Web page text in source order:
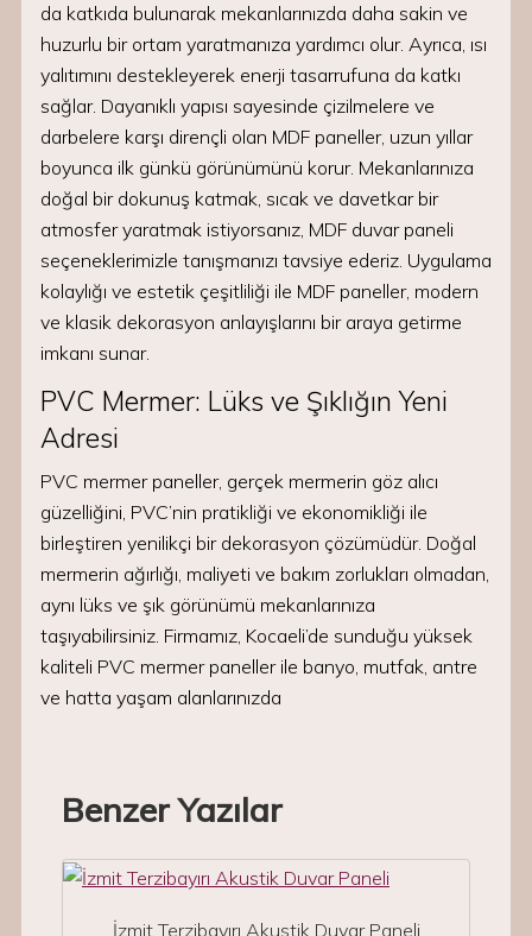
da katkıda bulunarak mekanlarınızda daha sakin ve
huzurlu bir ortam yaratmanıza yardımcı olur. Ayrıca, ısı
yalıtımını destekleyerek enerji tasarrufuna da katkı
sağlar. Dayanıklı yapısı sayesinde çizilmelere ve
darbelere karşı dirençli olan MDF paneller, uzun yıllar
boyunca ilk günkü görünümünü korur. Mekanlarınıza
doğal bir dokunuş katmak, sıcak ve davetkar bir
atmosfer yaratmak istiyorsanız, MDF duvar paneli
seçeneklerimizle tanışmanızı tavsiye ederiz. Uygulama
kolaylığı ve estetik çeşitliliği ile MDF paneller, modern
ve klasik dekorasyon anlayışlarını bir araya getirme
imkanı sunar.
PVC Mermer: Lüks ve Şıklığın Yeni
Adresi
PVC mermer paneller, gerçek mermerin göz alıcı
güzelliğini, PVC’nin pratikliği ve ekonomikliği ile
birleştiren yenilikçi bir dekorasyon çözümüdür. Doğal
mermerin ağırlığı, maliyeti ve bakım zorlukları olmadan,
aynı lüks ve şık görünümü mekanlarınıza
taşıyabilirsiniz. Firmamız, Kocaeli’de sunduğu yüksek
kaliteli PVC mermer paneller ile banyo, mutfak, antre
ve hatta yaşam alanlarınızda
Benzer Yazılar
İzmit Terzibayırı Akustik Duvar Paneli